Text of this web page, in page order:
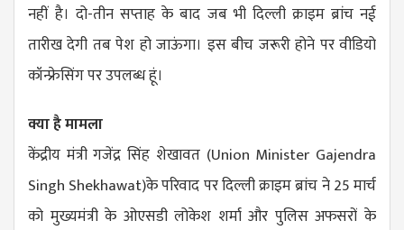
नहीं है। दो-तीन सप्ताह के बाद जब भी दिल्ली क्राइम ब्रांच नई
तारीख देगी तब पेश हो जाऊंगा। इस बीच जरूरी होने पर वीडियो
कॉन्फ्रेसिंग पर उपलब्ध हूं।
क्या है मामला
केंद्रीय मंत्री गजेंद्र सिंह शेखावत (Union Minister Gajendra
Singh Shekhawat)के परिवाद पर दिल्ली क्राइम ब्रांच ने 25 मार्च
को मुख्यमंत्री के ओएसडी लोकेश शर्मा और पुलिस अफसरों के